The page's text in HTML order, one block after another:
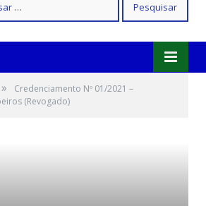
»
Credenciamento Nº 01/2021 –
(Revogado)